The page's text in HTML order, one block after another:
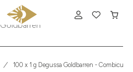
Krügerrand
100 x 1 g Degussa Goldbarren -